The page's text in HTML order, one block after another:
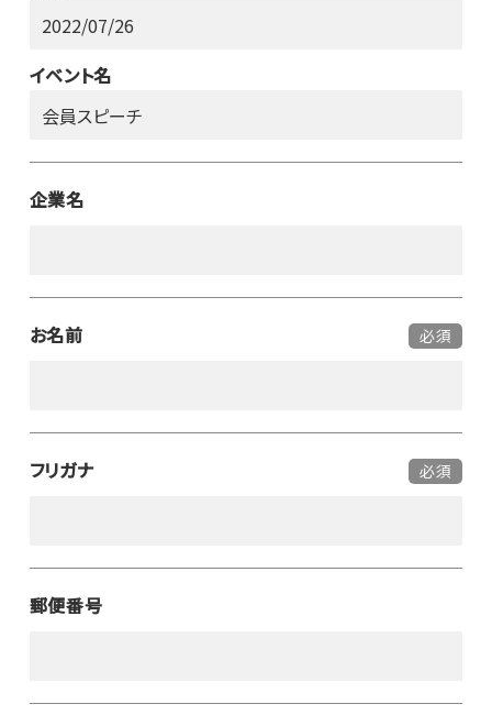
イベント名
企業名
お名前 必須
フリガナ 必須
郵便番号